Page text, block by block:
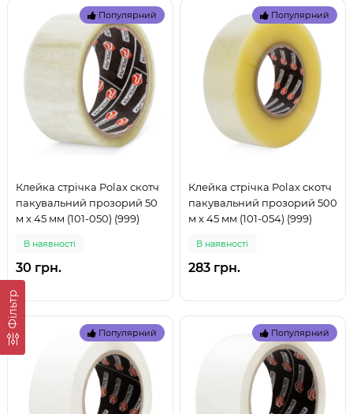
Фільтр
Популярний
Клейка стрічка Polax скотч
пакувальний прозорий 50
м x 45 мм (101-050) (999)
В наявностi
30 грн.
Популярний
Клейка стрічка Polax скотч
пакувальний прозорий 500
м x 45 мм (101-054) (999)
В наявностi
283 грн.
Популярний Популярний